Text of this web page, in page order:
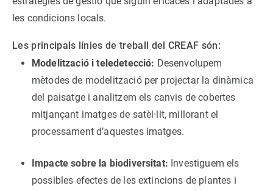
les condicions locals.
Les principals línies de treball del CREAF són:
Modelització i teledetecció: Desenvolupem
mètodes de modelització per projectar la dinàmica
del paisatge i analitzem els canvis de cobertes
mitjançant imatges de satèl·lit, millorant el
processament d’aquestes imatges.
Impacte sobre la biodiversitat: Investiguem els
possibles efectes de les extincions de plantes i